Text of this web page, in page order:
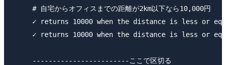
     # 自宅からオフィスまでの距離が2km以下なら10,000円
✓ returns 10000 when the distance is less or
✓ returns 10000 when the distance is less or
     ------------------------ここで区切る